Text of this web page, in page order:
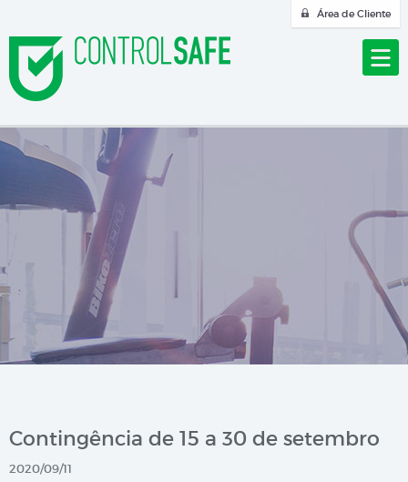
Área de Cliente
Contingência de 15 a 30 de setembro
2020/09/11